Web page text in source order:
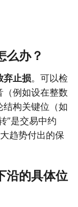
么办？
弃止损。可以检
例如设在整数
结构关键位（如
”是交易中约
趋势付出的保
沿的具体位